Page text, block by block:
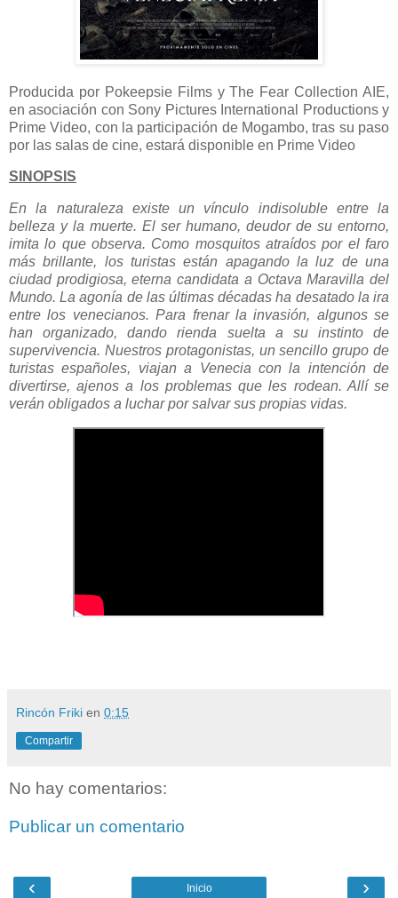
Producida por Pokeepsie Films y The Fear Collection AIE,
en asociación con Sony Pictures International Productions y
Prime Video, con la participación de Mogambo, tras su paso
por las salas de cine, estará disponible en Prime Video
SINOPSIS
En la naturaleza existe un vínculo indisoluble entre la
belleza y la muerte. El ser humano, deudor de su entorno,
imita lo que observa. Como mosquitos atraídos por el faro
más brillante, los turistas están apagando la luz de una
ciudad prodigiosa, eterna candidata a Octava Maravilla del
Mundo. La agonía de las últimas décadas ha desatado la ira
entre los venecianos. Para frenar la invasión, algunos se
han organizado, dando rienda suelta a su instinto de
supervivencia. Nuestros protagonistas, un sencillo grupo de
turistas españoles, viajan a Venecia con la intención de
divertirse, ajenos a los problemas que les rodean. Allí se
verán obligados a luchar por salvar sus propias vidas.
Rincón Friki en 0:15
Compartir
No hay comentarios:
Publicar un comentario
‹ ›
Inicio